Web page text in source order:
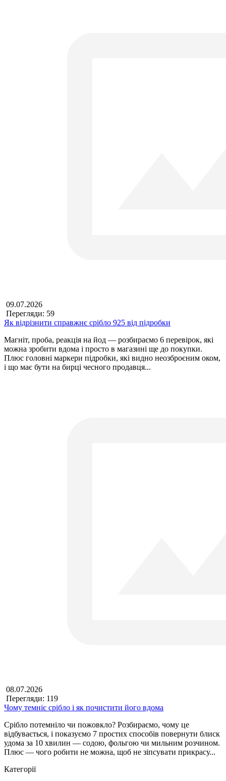
09.07.2026
Перегляди: 59
Як відрізнити справжнє срібло 925 від підробки
Магніт, проба, реакція на йод — розбираємо 6 перевірок, які
можна зробити вдома і просто в магазині ще до покупки.
Плюс головні маркери підробки, які видно неозброєним оком,
і що має бути на бирці чесного продавця...
08.07.2026
Перегляди: 119
Чому темніє срібло і як почистити його вдома
Срібло потемніло чи пожовкло? Розбираємо, чому це
відбувається, і показуємо 7 простих способів повернути блиск
удома за 10 хвилин — содою, фольгою чи мильним розчином.
Плюс — чого робити не можна, щоб не зіпсувати прикрасу...
Категорії